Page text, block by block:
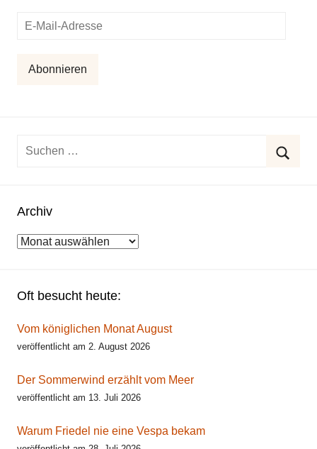
E-
Abonnieren
Suchen
Archiv
Archiv
Oft besucht heute:
Vom königlichen Monat August
veröffentlicht am 2. August 2026
Der Sommerwind erzählt vom Meer
veröffentlicht am 13. Juli 2026
Warum Friedel nie eine Vespa bekam